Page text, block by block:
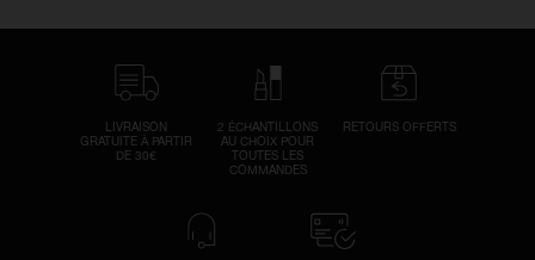
LIVRAISON
GRATUITE À PARTIR
DE 30€
2 ÉCHANTILLONS
AU CHOIX POUR
TOUTES LES
COMMANDES
RETOURS OFFERTS